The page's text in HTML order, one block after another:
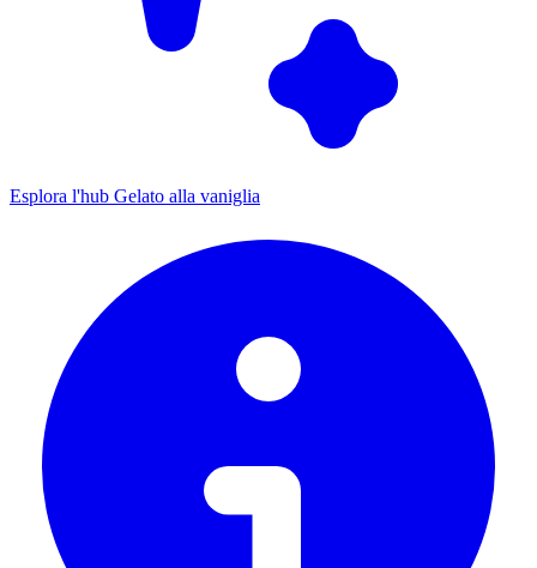
Esplora l'hub Gelato alla vaniglia